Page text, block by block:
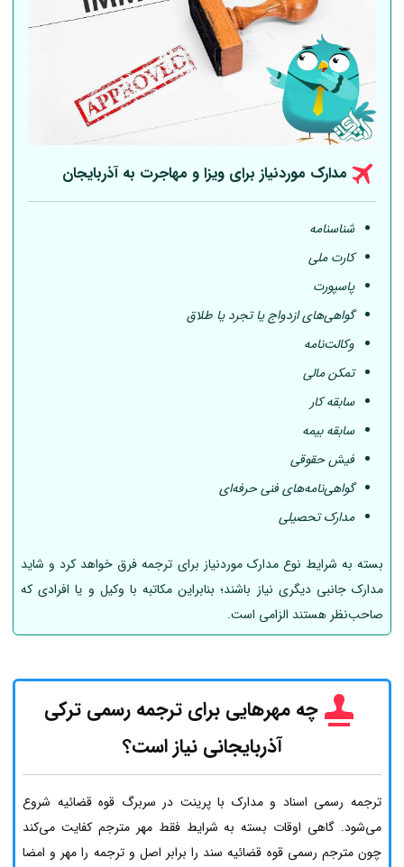
مدارک موردنیاز برای ویزا و مهاجرت به آذربایجان
شناسنامه
کارت ملی
پاسپورت
گواهی‌های ازدواج یا تجرد یا طلاق
وکالت‌نامه
تمکن مالی
سابقه کار
سابقه بیمه
فیش حقوقی
گواهی‌نامه‌های فنی حرفه‌ای
مدارک تحصیلی
بسته به شرایط نوع مدارک موردنیاز برای ترجمه فرق خواهد کرد و شاید
مدارک جانبی دیگری نیاز باشند؛ بنابراین مکاتبه با وکیل و یا افرادی که
صاحب‌نظر هستند الزامی است.
چه مهرهایی برای ترجمه رسمی ترکی
آذربایجانی نیاز است؟
ترجمه رسمی اسناد و مدارک با پرینت در سربرگ قوه قضائیه شروع
می‌شود. گاهی اوقات بسته به شرایط فقط مهر مترجم کفایت می‌کند
چون مترجم رسمی قوه قضائیه سند را برابر اصل و ترجمه را مهر و امضا